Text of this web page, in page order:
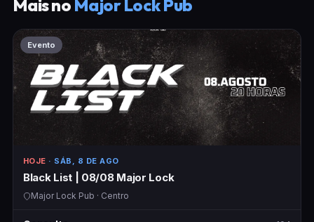
Mais no Major Lock Pub
Evento
HOJE · SÁB, 8 DE AGO
Black List | 08/08 Major Lock
Major Lock Pub · Centro